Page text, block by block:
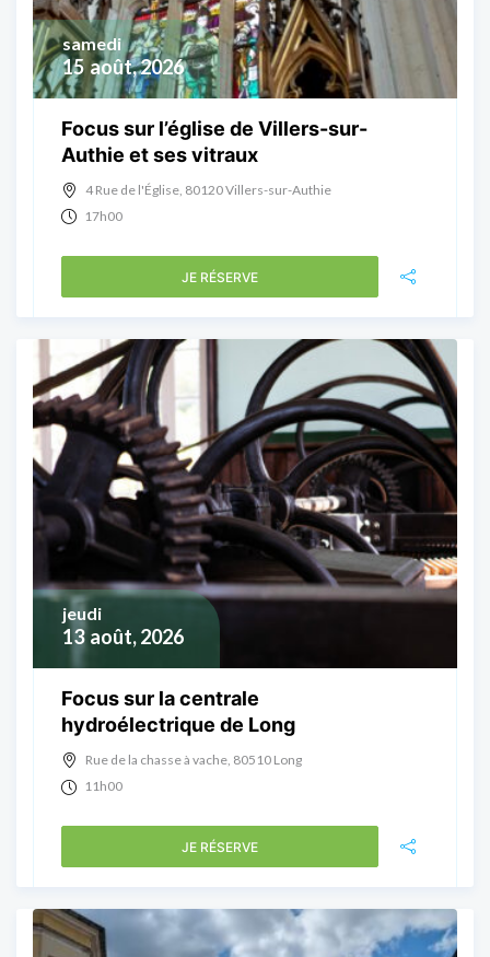
15 août, 2026
samedi
Focus sur l’église de Villers-sur-
Authie et ses vitraux
4 Rue de l'Église, 80120 Villers-sur-Authie
17h00
JE RÉSERVE
13 août, 2026
jeudi
Focus sur la centrale
hydroélectrique de Long
Rue de la chasse à vache, 80510 Long
11h00
JE RÉSERVE